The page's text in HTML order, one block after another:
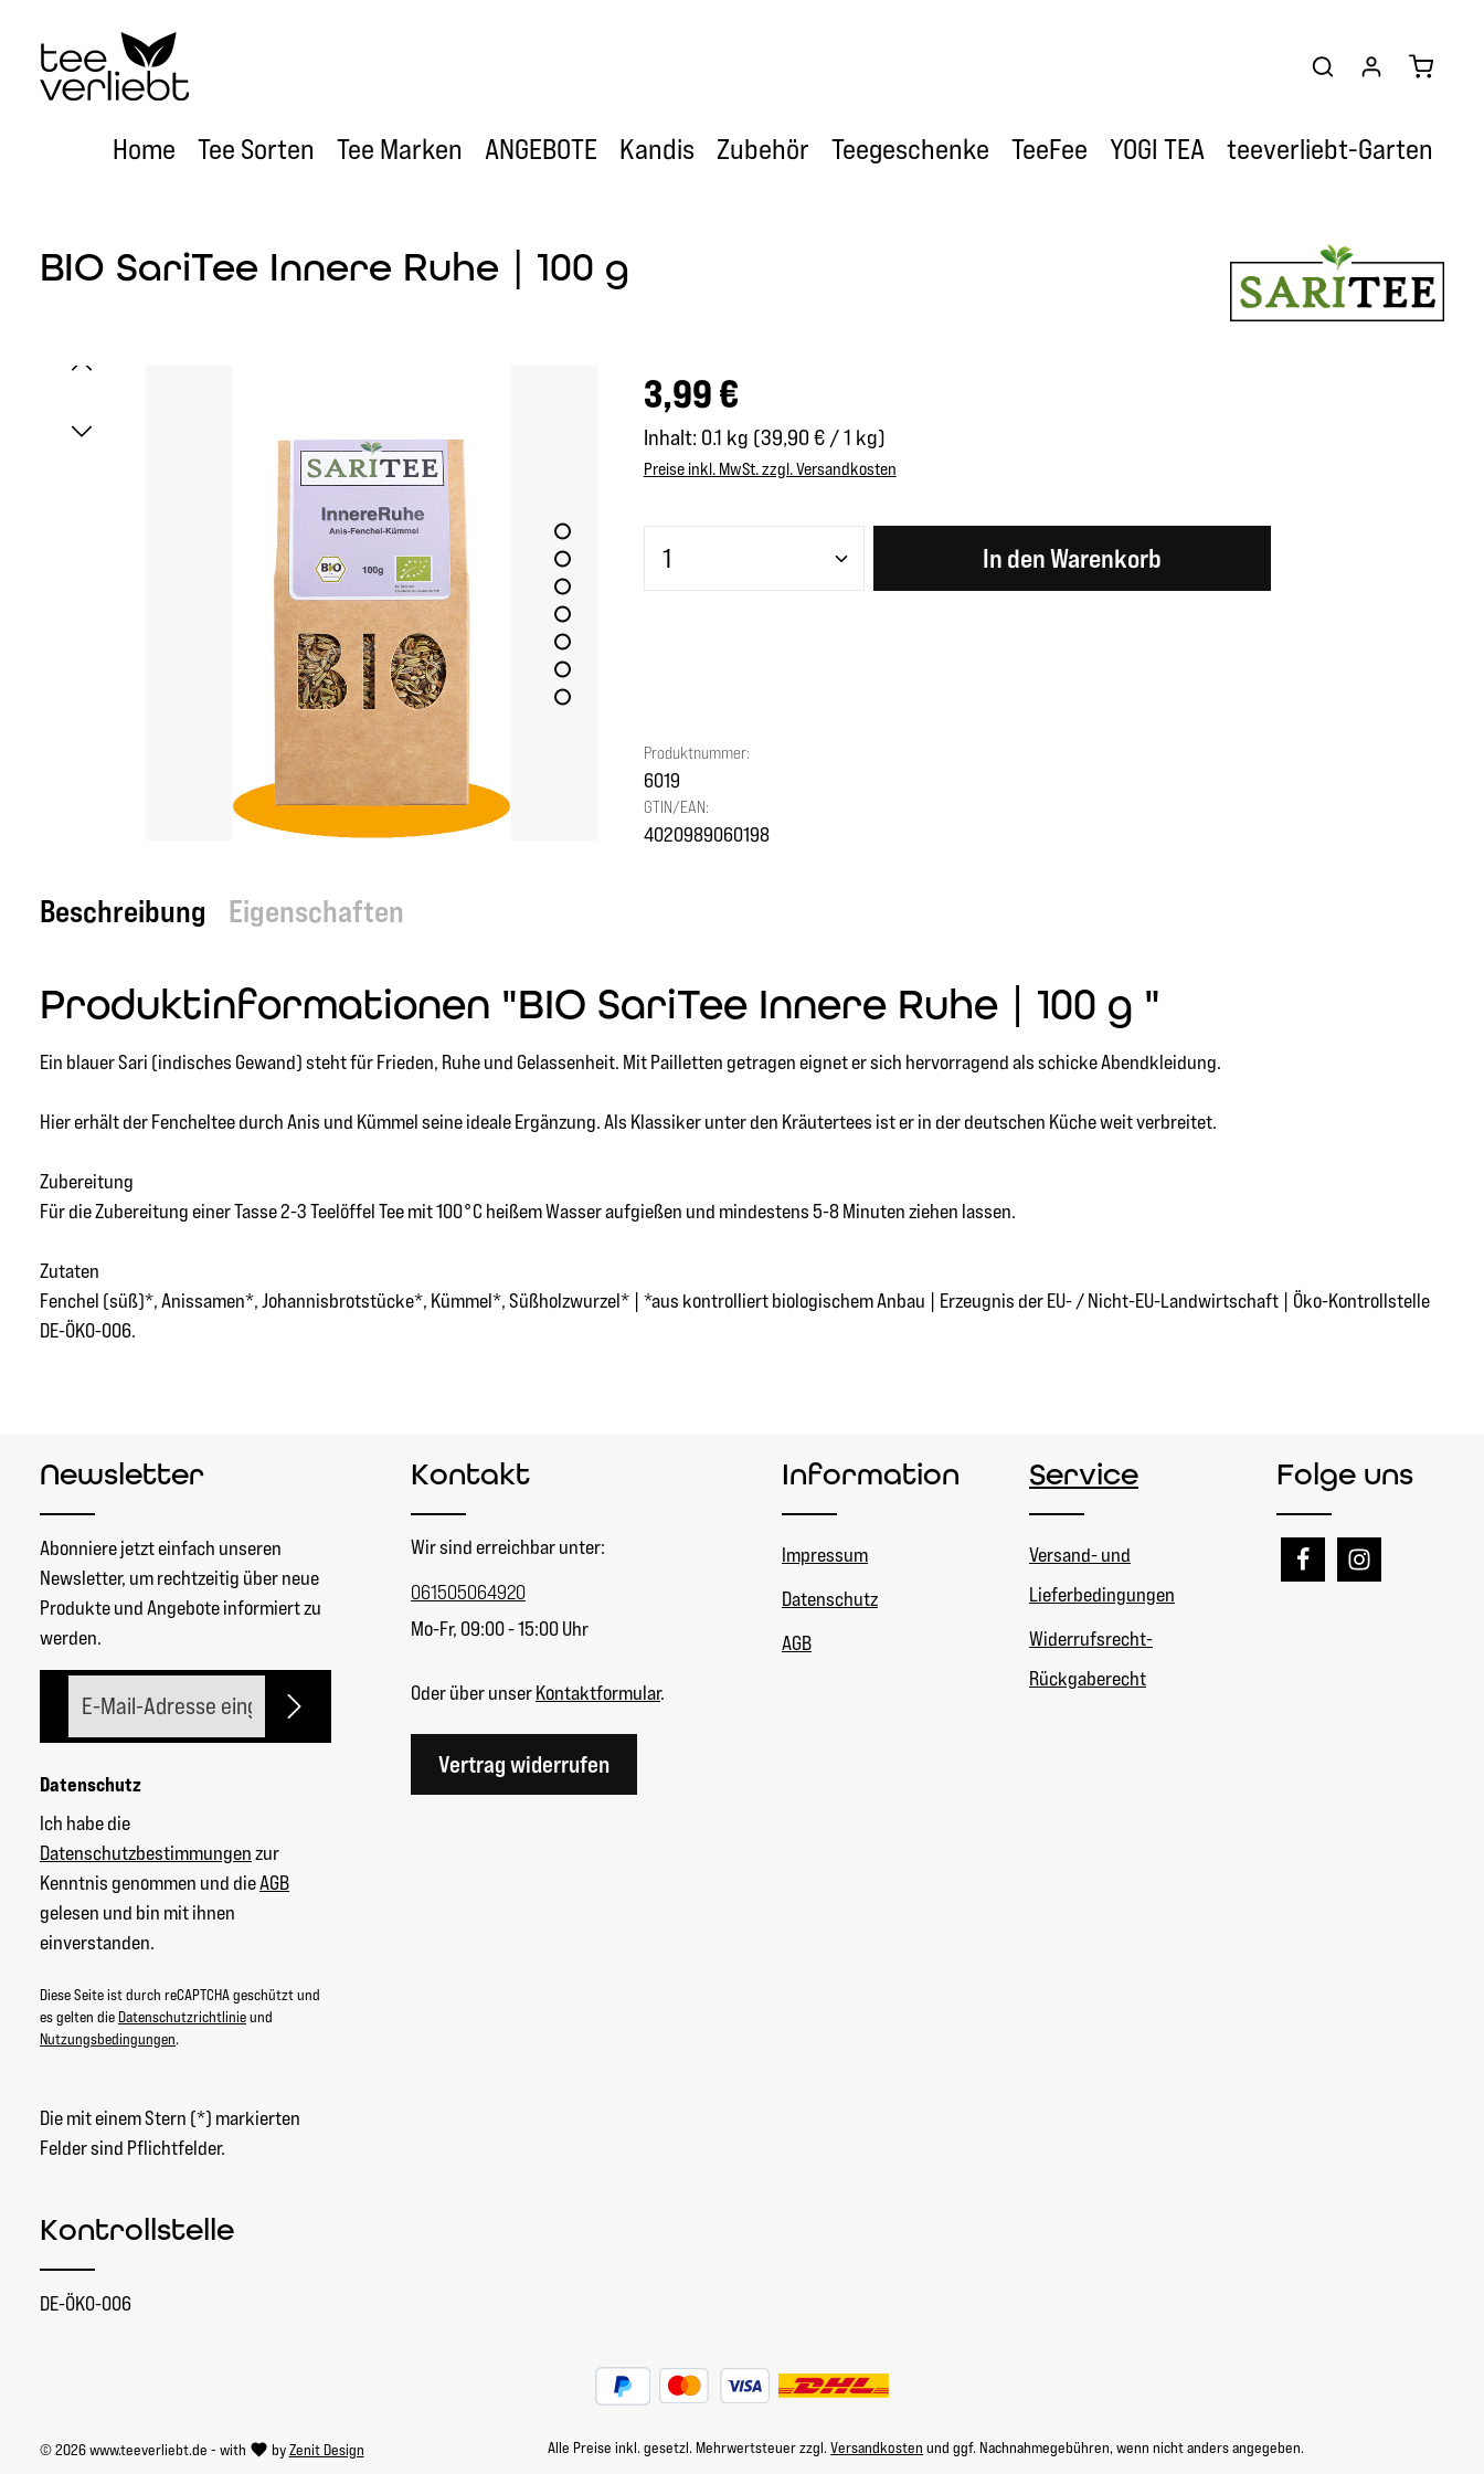
Hauptinhalt springen
Zur Hauptnavigation springen
Home Tee Sorten Tee Marken ANGEBOTE Kandis Zubehör Teegeschenke TeeFee YOGI TEA teeverliebt-Garten
BIO SariTee Innere Ruhe | 100 g
Regulärer Preis:
3,99 €
Inhalt: 0.1 kg (39,90 € / 1 kg)
Preise inkl. MwSt. zzgl. Versandkosten
Produkt Anzahl: Gib den gewünschten Wert ein oder benutze die Schaltflächen
In den Warenkorb
Produktnummer:
6019
GTIN/EAN:
4020989060198
Beschreibung Eigenschaften
Produktinformationen "BIO SariTee Innere Ruhe | 100 g "
Ein blauer Sari (indisches Gewand) steht für Frieden, Ruhe und Gelassenheit. Mit Pailletten getragen eignet er sich hervorragend als schicke Abendkleidung.
Hier erhält der Fencheltee durch Anis und Kümmel seine ideale Ergänzung. Als Klassiker unter den Kräutertees ist er in der deutschen Küche weit verbreitet.
Zubereitung
Für die Zubereitung einer Tasse 2-3 Teelöffel Tee mit 100°C heißem Wasser aufgießen und mindestens 5-8 Minuten ziehen lassen.
Zutaten
Fenchel (süß)*, Anissamen*, Johannisbrotstücke*, Kümmel*, Süßholzwurzel* | *aus kontrolliert biologischem Anbau | Erzeugnis der EU- / Nicht-EU-Landwirtschaft | Öko-Kontrollstelle
DE-ÖKO-006.
Newsletter
Abonniere jetzt einfach unseren
Newsletter, um rechtzeitig über neue
Produkte und Angebote informiert zu
werden.
Datenschutz
Ich habe die
Datenschutzbestimmungenzur
Kenntnis genommen und dieAGB
gelesen und bin mit ihnen
einverstanden.
Diese Seite ist durch reCAPTCHA geschützt und
es gelten die Datenschutzrichtlinieund
Nutzungsbedingungen.
Die mit einem Stern (*) markierten
Felder sind Pflichtfelder.
Kontakt
Wir sind erreichbar unter:
061505064920
Mo-Fr, 09:00 - 15:00 Uhr
Oder über unserKontaktformular.
Vertrag widerrufen
Information
Impressum
Datenschutz
AGB
Service
Versand- und
Lieferbedingungen
Widerrufsrecht-
Rückgaberecht
Folge uns
Kontrollstelle
DE-ÖKO-006
© 2026 www.teeverliebt.de - with byZenit Design Alle Preise inkl. gesetzl. Mehrwertsteuer zzgl.Versandkosten und ggf. Nachnahmegebühren, wenn nicht anders angegeben.